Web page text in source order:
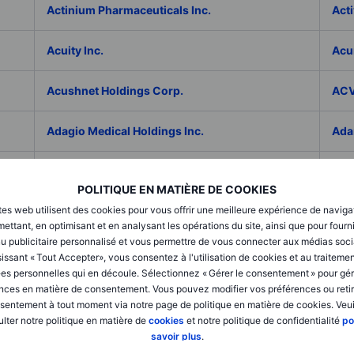
POLITIQUE EN MATIÈRE DE COOKIES
web utilisent des cookies pour vous offrir une meilleure expérience de
en optimisant et en analysant les opérations du site, ainsi que pour
publicitaire personnalisé et vous permettre de vous connecter aux médias
« Tout Accepter», vous consentez à l'utilisation de cookies et au
personnelles qui en découle. Sélectionnez « Gérer le consentement » pour
en matière de consentement. Vous pouvez modifier vos préférences ou
à tout moment via notre page de politique en matière de cookies.
notre politique en matière de cookies et notre politique de confidentialité
savoir plus.
Actinium Pharmaceuticals Inc.
Acuity Inc.
Acushnet Holdings Corp.
Adagio Medical Holdings Inc.
Addex Pharmaceuticals SA
AddNode Group AB ser. B
Adecco Group Inc.